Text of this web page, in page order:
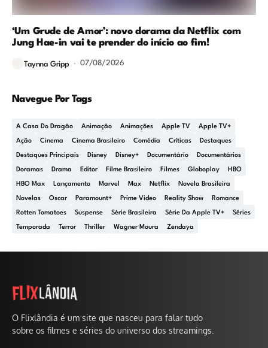
‘Um Grude de Amor’: novo dorama da Netflix com
Jung Hae-in vai te prender do início ao fim!
Taynna Gripp 07/08/2026
Navegue Por Tags
A Casa Do Dragão Animação Animações Apple TV Apple TV+
Ação Cinema Cinema Brasileiro Comédia Críticas Destaques
Destaques Principais Disney Disney+ Documentário Documentários
Doramas Drama Editor Filme Brasileiro Filmes Globoplay HBO
HBO Max Lançamento Marvel Max Netflix Novela Brasileira
Novelas Oscar Paramount+ Prime Video Reality Show Romance
Rotten Tomatoes Suspense Série Brasileira Série Da Apple TV+ Séries
Temporada Terror Thriller Wagner Moura Zendaya
O Flixlândia é um site que nasceu para falar tudo
sobre os filmes e séries do universo dos streamings.